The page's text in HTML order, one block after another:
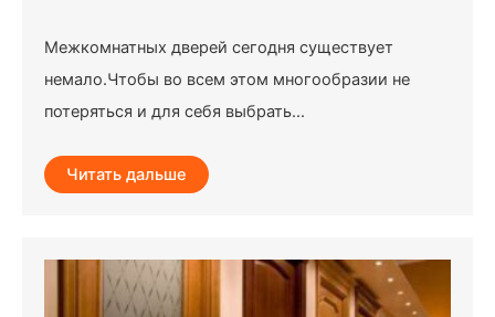
Межкомнатных дверей сегодня существует
немало.Чтобы во всем этом многообразии не
потеряться и для себя выбрать...
Читать дальше